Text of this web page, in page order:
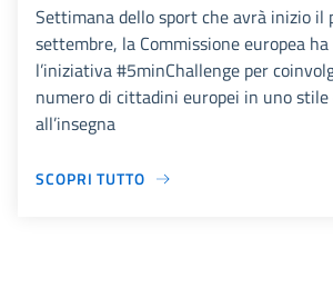
Settimana dello sport che avrà inizio il
settembre, la Commissione europea
l’iniziativa #5minChallenge per
numero di cittadini europei in uno
all’insegna
SCOPRI TUTTO